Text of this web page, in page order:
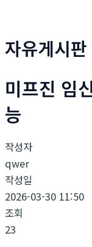
자유게시판
미프진 임
능
작성자
qwer
작성일
2026-03-30 11:50
조회
23